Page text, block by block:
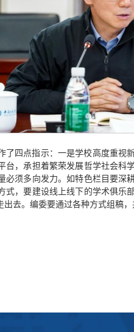
了四点指示：一是学校高度重
，承担着繁荣发展哲学社会科
必须多向发力。如特色栏目要
式，要建设线上线下的学术俱
去。编委要通过各种方式组稿，